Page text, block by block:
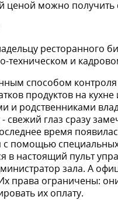
можно получить
ресторанного
техническом и
способом
продуктов на
и родственниками
- свежий глаз сразу
время
с помо­щью
в настоящий пульт
зала. А
права ограничены:
их оплату.